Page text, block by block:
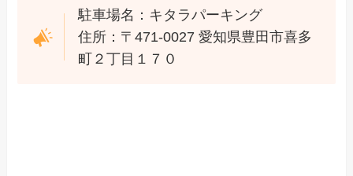
駐車場名：キタラパーキング
住所：〒471-0027 愛知県豊田市喜多
町２丁目１７０